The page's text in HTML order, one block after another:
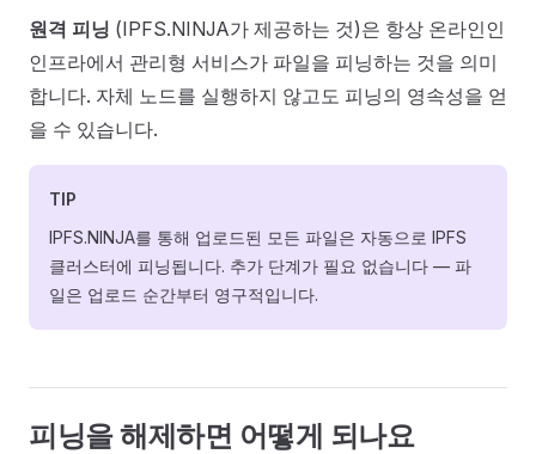
원격 피닝 (IPFS.NINJA가 제공하는 것)은 항상 온라인인
인프라에서 관리형 서비스가 파일을 피닝하는 것을 의미
합니다. 자체 노드를 실행하지 않고도 피닝의 영속성을 얻
을 수 있습니다.
TIP
IPFS.NINJA를 통해 업로드된 모든 파일은 자동으로 IPFS
클러스터에 피닝됩니다. 추가 단계가 필요 없습니다 — 파
일은 업로드 순간부터 영구적입니다.
피닝을 해제하면 어떻게 되나요